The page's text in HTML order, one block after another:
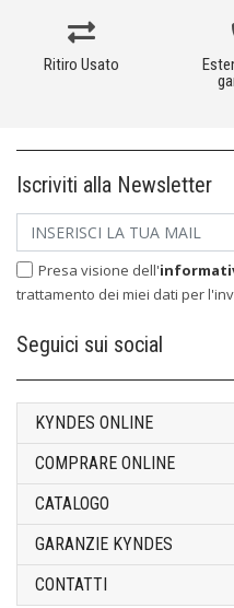
Ritiro Usato
Iscriviti alla Newsletter
Presa visione dell'
trattamento dei miei dati per
Seguici sui social
KYNDES ONLINE
COMPRARE ONLINE
CATALOGO
GARANZIE KYNDES
CONTATTI